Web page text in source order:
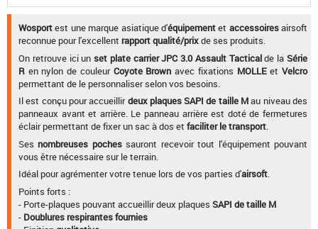
Wosportest une marque asiatique d'équipementet accessoiresairsoft
reconnue pour l'excellent rapport qualité/prixde ses produits.
On retrouve ici un set plate carrier JPC 3.0 Assault Tacticalde laSérie
R en nylon de couleur Coyote Brown avec fixations MOLLEetVelcro
permettant de le personnaliser selon vos besoins.
Il est conçu pour accueillirdeux plaques SAPI de taille Mau niveau des
panneaux avant et arrière. Le panneau arrière est doté de fermetures
éclair permettant de fixer un sac à dos et faciliter le transport.
Ses nombreuses pochessauront recevoir tout l'équipement pouvant
vous être nécessaire sur le terrain.
Idéal pour agrémenter votre tenue lors de vos parties d'airsoft.
Points forts :
- Porte-plaques pouvant accueillir deux plaques SAPI de taille M
- Doublures respirantes fournies